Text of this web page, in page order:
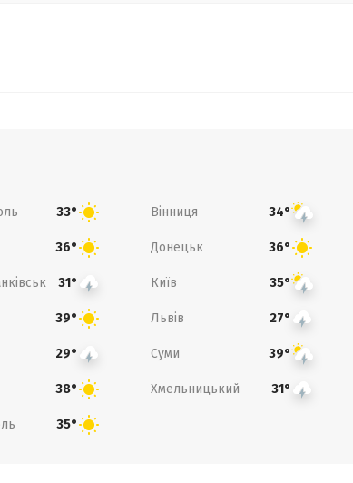
33° Вінниця 34°
36° Донецьк 36°
31° Київ 35°
39° Львів 27°
29° Суми 39°
38° Хмельницький 31°
35°